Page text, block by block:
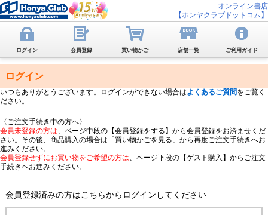
オンライン書店
【ホンヤクラブドットコム】
ログイン 会員登録 買い物かご 店舗一覧 ご利用ガイド
ログイン
いつもありがとうございます。ログインができない場合はよくあるご質問をご覧く
ださい。
〈ご注文手続き中の方へ〉
会員未登録の方は、ページ中段の【会員登録をする】から会員登録をお済ませくだ
さい。その後、商品購入の場合は「買い物かごを見る」から再度ご注文手続きへお
進みください。
会員登録せずにお買い物をご希望の方は、ページ下段の【ゲスト購入】からご注文
手続きへお進みください。
会員登録済みの方はこちらからログインしてください